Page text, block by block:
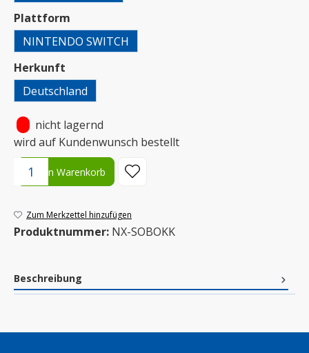
Plattform
NINTENDO SWITCH
Herkunft
Deutschland
nicht lagernd
wird auf Kundenwunsch bestellt
Produkt Anzahl: Gib den gewünschten Wert ein oder benutze
In den Warenkorb
Zum Merkzettel hinzufügen
Produktnummer: NX-SOBOKK
Beschreibung